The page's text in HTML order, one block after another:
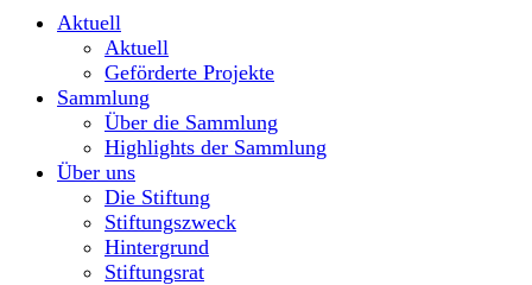
Aktuell
Aktuell
Geförderte Projekte
Sammlung
Über die Sammlung
Highlights der Sammlung
Über uns
Die Stiftung
Stiftungszweck
Hintergrund
Stiftungsrat